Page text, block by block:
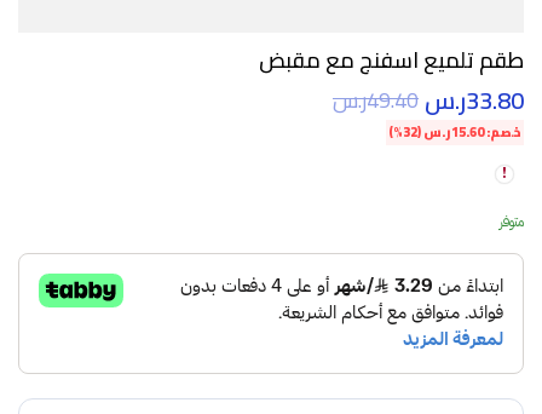
طقم تلميع اسفنج مع مقبض
33.80ر.س49.40ر.س
خصم:15.60ر.س(32%)
متوفر